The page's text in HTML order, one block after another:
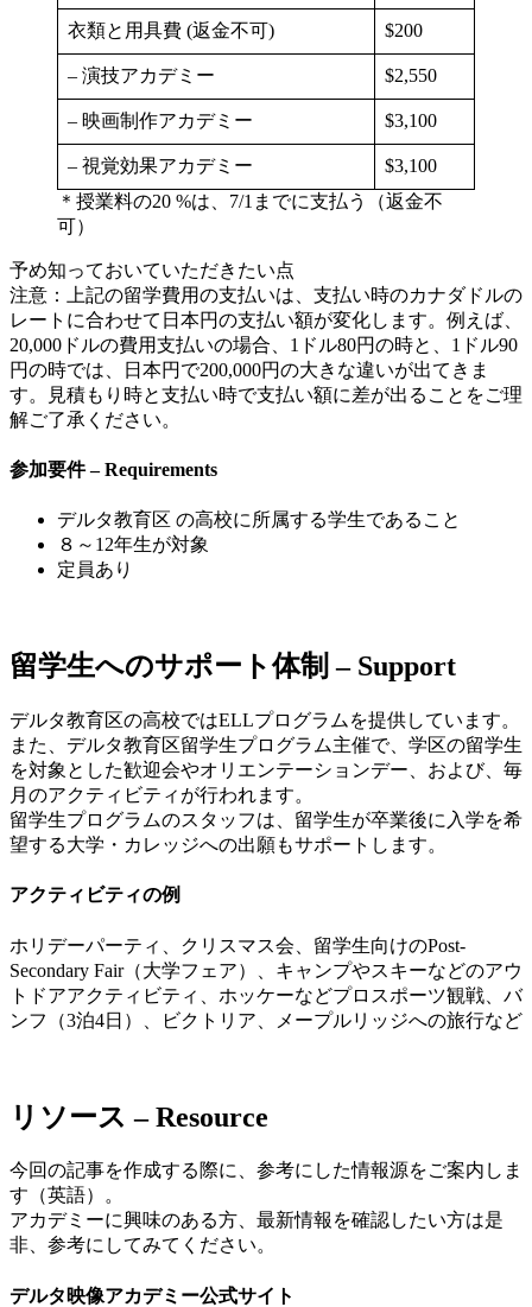
衣類と用具費 (返金不可) $200
– 演技アカデミー $2,550
– 映画制作アカデミー $3,100
– 視覚効果アカデミー
$3,100
＊授業料の20 %は、7/1までに支払う（返金不
可）
予め知っておいていただきたい点
注意：上記の留学費用の支払いは、支払い時のカナダドルの
レートに合わせて日本円の支払い額が変化します。例えば、
20,000ドルの費用支払いの場合、1ドル80円の時と、1ドル90
円の時では、日本円で200,000円の大きな違いが出てきま
す。見積もり時と支払い時で支払い額に差が出ることをご理
解ご了承ください。
参加要件 – Requirements
デルタ教育区 の高校に所属する学生であること
８～12年生が対象
定員あり
留学生へのサポート体制 – Support
デルタ教育区の高校ではELLプログラムを提供しています。
また、デルタ教育区留学生プログラム主催で、学区の留学生
を対象とした歓迎会やオリエンテーションデー、および、毎
月のアクティビティが行われます。
留学生プログラムのスタッフは、留学生が卒業後に入学を希
望する大学・カレッジへの出願もサポートします。
アクティビティの例
ホリデーパーティ、クリスマス会、留学生向けのPost-
Secondary Fair（大学フェア）、キャンプやスキーなどのアウ
トドアアクティビティ、ホッケーなどプロスポーツ観戦、バ
ンフ（3泊4日）、ビクトリア、メープルリッジへの旅行など
リソース – Resource
今回の記事を作成する際に、参考にした情報源をご案内しま
す（英語）。
アカデミーに興味のある方、最新情報を確認したい方は是
非、参考にしてみてください。
デルタ映像アカデミー公式サイト